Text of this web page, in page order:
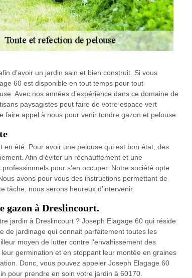
d’avoir un jardin sain et bien construit. Si vous
60 est disponible en tout temps pour tout
Avec nos années d’expérience dans ce domaine de
paysagistes peut faire de votre espace vert
faire appel à nous pour venir tondre gazon et pelouse.
en été. Pour avoir une pelouse qui est bon état, des
Afin d’éviter un réchauffement et une
pour s’en occuper. Notre société opte
avons pour vous des instructions permettant de
tâche, nous serons heureux d’intervenir.
gazon à Dreslincourt.
jardin à Dreslincourt ? Joseph Elagage 60 qui réside
de jardinage qui connait parfaitement toutes les
moyen de lutter contre l'envahissement des
germination et en stoppant leur montée en graines
Donc, vous pouvez appeler Joseph Elagage 60
pour prendre en soin votre jardin à 60170.